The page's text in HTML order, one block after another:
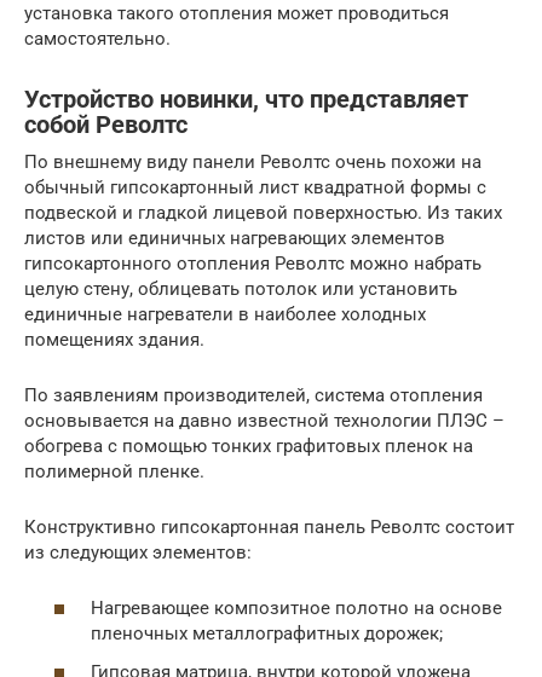
установка такого отопления может проводиться
самостоятельно.
Устройство новинки, что представляет
собой Револтс
По внешнему виду панели Револтс очень похожи на
обычный гипсокартонный лист квадратной формы с
подвеской и гладкой лицевой поверхностью. Из таких
листов или единичных нагревающих элементов
гипсокартонного отопления Револтс можно набрать
целую стену, облицевать потолок или установить
единичные нагреватели в наиболее холодных
помещениях здания.
По заявлениям производителей, система отопления
основывается на давно известной технологии ПЛЭС –
обогрева с помощью тонких графитовых пленок на
полимерной пленке.
Конструктивно гипсокартонная панель Револтс состоит
из следующих элементов:
Нагревающее композитное полотно на основе
пленочных металлографитных дорожек;
Гипсовая матрица, внутри которой уложена